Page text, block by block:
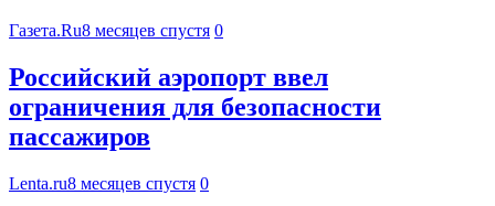
Газета.Ru8 месяцев спустя 0
Российский аэропорт ввел
ограничения для безопасности
пассажиров
Lenta.ru8 месяцев спустя 0